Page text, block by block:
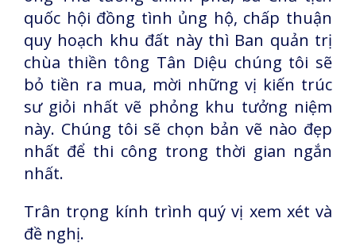
quốc hội đồng tình ủng hộ, chấp thuận
quy hoạch khu đất này thì Ban quản trị
chùa thiền tông Tân Diệu chúng tôi sẽ
bỏ tiền ra mua, mời những vị kiến trúc
sư giỏi nhất vẽ phỏng khu tưởng niệm
này. Chúng tôi sẽ chọn bản vẽ nào đẹp
nhất để thi công trong thời gian ngắn
nhất.
Trân trọng kính trình quý vị xem xét và
đề nghị.